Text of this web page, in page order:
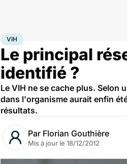
AccueilSanté
VIH
Le principal
identifié ?
Le VIH ne se cache plus. Selon
dans l'organisme aurait enfin
résultats.
Par Florian Gouthière
Mis à jour le 18/12/2012